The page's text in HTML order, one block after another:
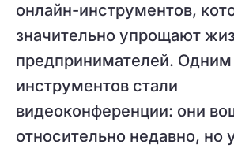
онлайн-инструментов,
значительно упрощают
предпринимателей. Одним
инструментов стали
видеоконференции: они
относительно недавно, но